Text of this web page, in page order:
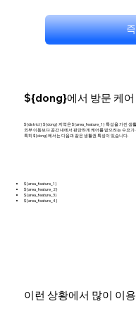
${dong}에서 방문 케어
${district} ${dong} 지역은 ${area_feature_1} 특성을 가진 생활
외부 이동보다 공간 내에서 편안하게 케어를 받으려는 수요가
특히 ${dong}에서는 다음과 같은 생활권 특성이 있습니다.
${area_feature_1}
${area_feature_2}
${area_feature_3}
${area_feature_4}
이런 상황에서 많이 이